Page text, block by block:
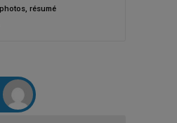
photos, résumé